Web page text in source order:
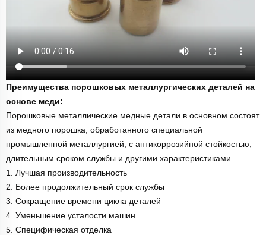
Преимущества порошковых металлургических деталей на
основе меди:
Порошковые металлические медные детали в основном состоят
из медного порошка, обработанного специальной
промышленной металлургией, с антикоррозийной стойкостью,
длительным сроком службы и другими характеристиками.
1. Лучшая производительность
2. Более продолжительный срок службы
3. Сокращение времени цикла деталей
4. Уменьшение усталости машин
5. Специфическая отделка